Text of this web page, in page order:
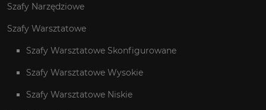
Szafy Narzędziowe
Szafy Warsztatowe
Szafy Warsztatowe Skonfigurowane
Szafy Warsztatowe Wysokie
Szafy Warsztatowe Niskie